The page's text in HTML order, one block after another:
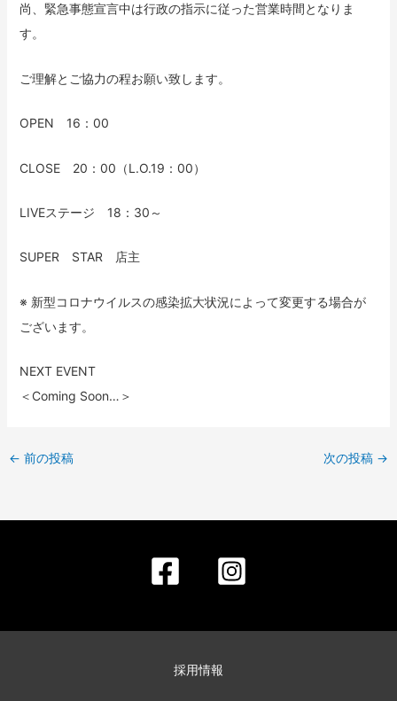
尚、緊急事態宣言中は行政の指示に従った営業時間となりま
す。
ご理解とご協力の程お願い致します。
OPEN 16：00
CLOSE 20：00（L.O.19：00）
LIVEステージ 18：30～
SUPER STAR 店主
※ 新型コロナウイルスの感染拡大状況によって変更する場合が
ございます。
NEXT EVENT
＜Coming Soon…＞
← 前の投稿 次の投稿 →
採用情報